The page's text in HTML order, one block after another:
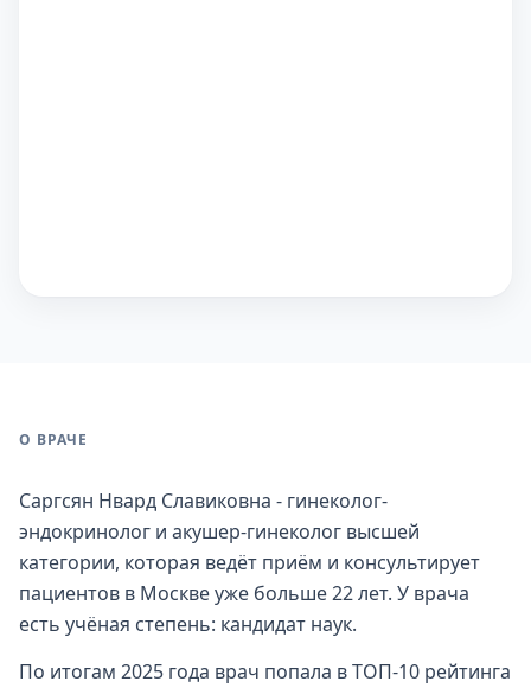
О ВРАЧЕ
Саргсян Нвард Славиковна - гинеколог-
эндокринолог и акушер-гинеколог высшей
категории, которая ведёт приём и консультирует
пациентов в Москве уже больше 22 лет. У врача
есть учёная степень: кандидат наук.
По итогам 2025 года врач попала в ТОП-10 рейтинга